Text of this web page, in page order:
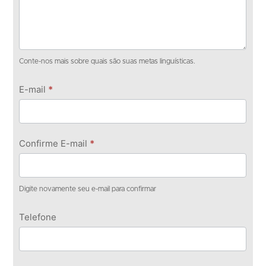
Conte-nos mais sobre quais são suas metas linguísticas.
E-mail *
Confirme E-mail *
Digite novamente seu e-mail para confirmar
Telefone